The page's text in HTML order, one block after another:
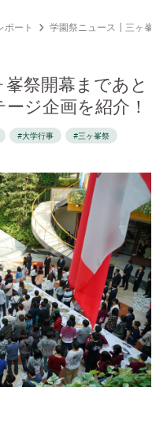
ポート 学園祭ニュース┃三ヶ峯祭
祭開幕まであと
ージ企画を紹介！
#大学行事 #三ヶ峯祭